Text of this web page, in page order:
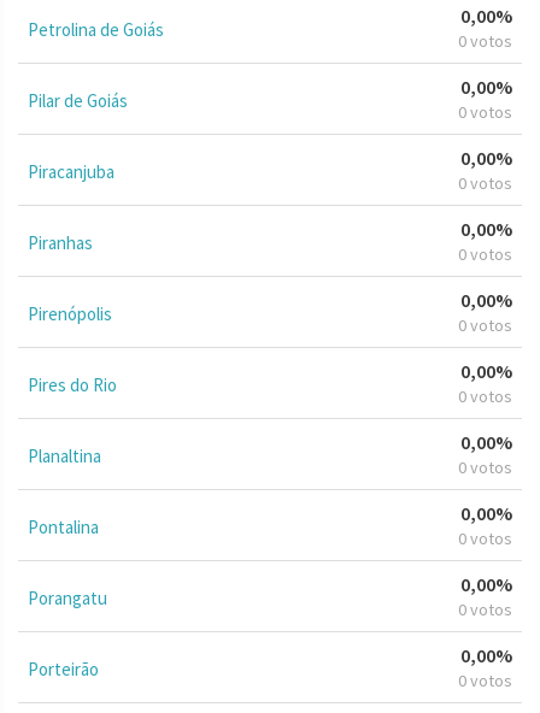
Petrolina de Goiás
0,00%
0 votos
Pilar de Goiás
0,00%
0 votos
Piracanjuba
0,00%
0 votos
Piranhas
0,00%
0 votos
Pirenópolis
0,00%
0 votos
Pires do Rio
0,00%
0 votos
Planaltina
0,00%
0 votos
Pontalina
0,00%
0 votos
Porangatu
0,00%
0 votos
Porteirão
0,00%
0 votos